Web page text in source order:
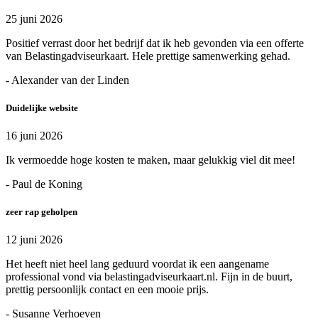
25 juni 2026
Positief verrast door het bedrijf dat ik heb gevonden via een offerte
van Belastingadviseurkaart. Hele prettige samenwerking gehad.
- Alexander van der Linden
Duidelijke website
16 juni 2026
Ik vermoedde hoge kosten te maken, maar gelukkig viel dit mee!
- Paul de Koning
zeer rap geholpen
12 juni 2026
Het heeft niet heel lang geduurd voordat ik een aangename
professional vond via belastingadviseurkaart.nl. Fijn in de buurt,
prettig persoonlijk contact en een mooie prijs.
- Susanne Verhoeven